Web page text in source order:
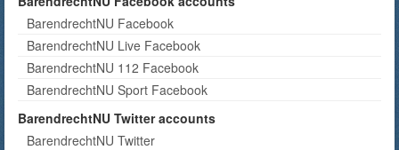
BarendrechtNU Facebook
BarendrechtNU Live Facebook
BarendrechtNU 112 Facebook
BarendrechtNU Sport Facebook
BarendrechtNU Twitter accounts
BarendrechtNU Twitter